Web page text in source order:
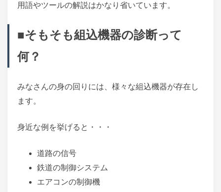
用語やツールの解説はかなり省いています。
■そもそも組込機器の診断って
何？
みなさんの身の回りには、様々な組込機器が存在し
ます。
身近な例を挙げると・・・
道路の信号
鉄道の制御システム
エアコンの制御機